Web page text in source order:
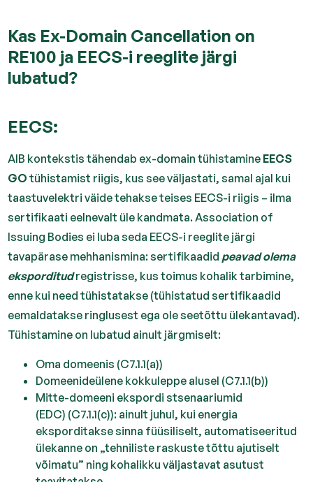
Kas Ex-Domain Cancellation on
RE100 ja EECS-i reeglite järgi
lubatud?
EECS:
AIB kontekstis tähendab ex-domain tühistamine EECS
GO tühistamist riigis, kus see väljastati, samal ajal kui
taastuvelektri väide tehakse teises EECS-i riigis – ilma
sertifikaati eelnevalt üle kandmata. Association of
Issuing Bodies ei luba seda EECS-i reeglite järgi
tavapärase mehhanismina: sertifikaadid peavad olema
eksporditudregistrisse, kus toimus kohalik tarbimine,
enne kui need tühistatakse (tühistatud sertifikaadid
eemaldatakse ringlusest ega ole seetõttu ülekantavad).
Tühistamine on lubatud ainult järgmiselt:
Oma domeenis (C7.1.1(a))
Domeenideülene kokkuleppe alusel (C7.1.1(b))
Mitte-domeeni ekspordi stsenaariumid
(EDC) (C7.1.1(c)): ainult juhul, kui energia
eksporditakse sinna füüsiliselt, automatiseeritud
ülekanne on „tehniliste raskuste tõttu ajutiselt
võimatu” ning kohalikku väljastavat asutust